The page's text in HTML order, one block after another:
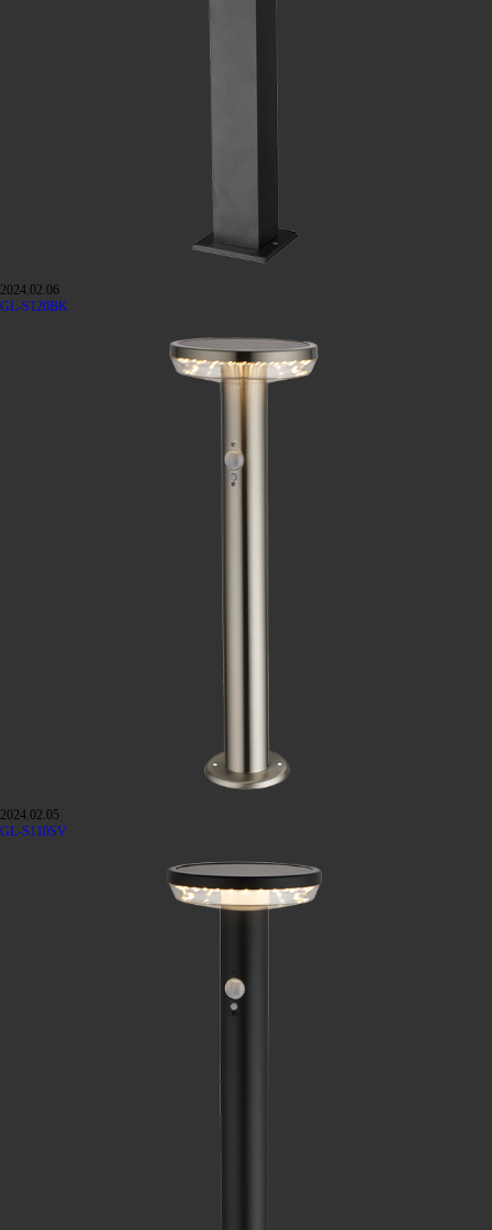
2024.02.06
GL-S120BK
2024.02.05
GL-S110SV